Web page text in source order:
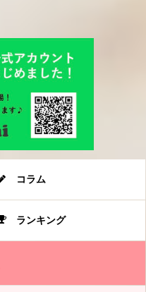
コラム
ランキング